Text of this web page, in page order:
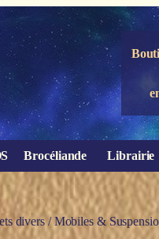
Brocéliande Librairie
divers/Mobiles &